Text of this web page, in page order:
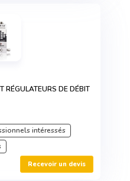
RÉGULATEURS DE DÉBIT
intéressés
Recevoir un devis